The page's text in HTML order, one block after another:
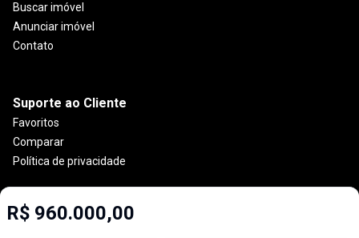
R$ 960.000,00
Buscar imóvel
Anunciar imóvel
Contato
Suporte ao Cliente
Favoritos
Comparar
Política de privacidade